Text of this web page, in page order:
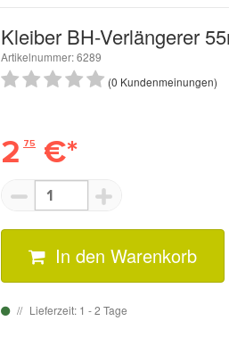
Kleiber BH-Verlängerer
Artikelnummer: 6289
(0 Kundenmeinungen)
2 75 €*
In den Warenkorb
Lieferzeit: 1 - 2 Tage